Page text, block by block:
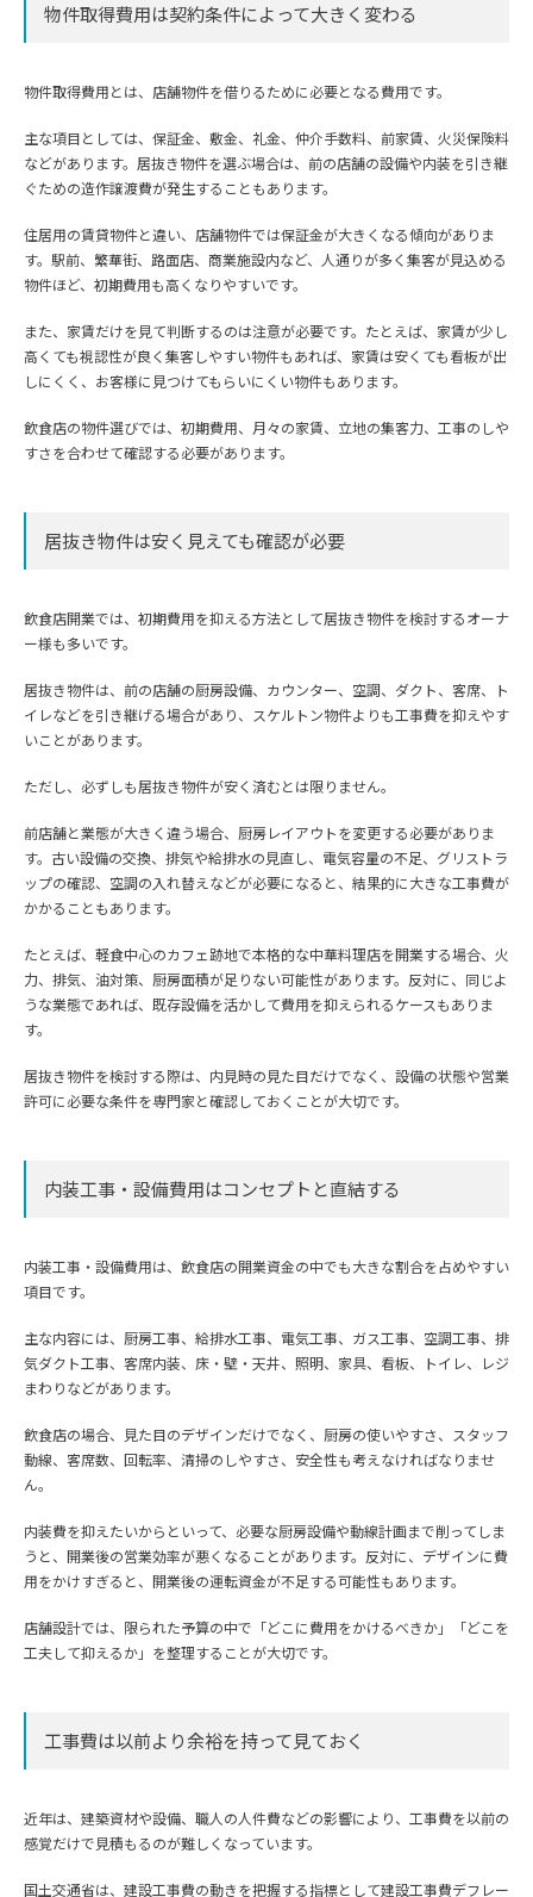
物件取得費用は契約条件によって大きく変わる
物件取得費用とは、店舗物件を借りるために必要となる費用です。
主な項目としては、保証金、敷金、礼金、仲介手数料、前家賃、火災保険料
などがあります。居抜き物件を選ぶ場合は、前の店舗の設備や内装を引き継
ぐための造作譲渡費が発生することもあります。
住居用の賃貸物件と違い、店舗物件では保証金が大きくなる傾向がありま
す。駅前、繁華街、路面店、商業施設内など、人通りが多く集客が見込める
物件ほど、初期費用も高くなりやすいです。
また、家賃だけを見て判断するのは注意が必要です。たとえば、家賃が少し
高くても視認性が良く集客しやすい物件もあれば、家賃は安くても看板が出
しにくく、お客様に見つけてもらいにくい物件もあります。
飲食店の物件選びでは、初期費用、月々の家賃、立地の集客力、工事のしや
すさを合わせて確認する必要があります。
居抜き物件は安く見えても確認が必要
飲食店開業では、初期費用を抑える方法として居抜き物件を検討するオーナ
ー様も多いです。
居抜き物件は、前の店舗の厨房設備、カウンター、空調、ダクト、客席、ト
イレなどを引き継げる場合があり、スケルトン物件よりも工事費を抑えやす
いことがあります。
ただし、必ずしも居抜き物件が安く済むとは限りません。
前店舗と業態が大きく違う場合、厨房レイアウトを変更する必要がありま
す。古い設備の交換、排気や給排水の見直し、電気容量の不足、グリストラ
ップの確認、空調の入れ替えなどが必要になると、結果的に大きな工事費が
かかることもあります。
たとえば、軽食中心のカフェ跡地で本格的な中華料理店を開業する場合、火
力、排気、油対策、厨房面積が足りない可能性があります。反対に、同じよ
うな業態であれば、既存設備を活かして費用を抑えられるケースもありま
す。
居抜き物件を検討する際は、内見時の見た目だけでなく、設備の状態や営業
許可に必要な条件を専門家と確認しておくことが大切です。
内装工事・設備費用はコンセプトと直結する
内装工事・設備費用は、飲食店の開業資金の中でも大きな割合を占めやすい
項目です。
主な内容には、厨房工事、給排水工事、電気工事、ガス工事、空調工事、排
気ダクト工事、客席内装、床・壁・天井、照明、家具、看板、トイレ、レジ
まわりなどがあります。
飲食店の場合、見た目のデザインだけでなく、厨房の使いやすさ、スタッフ
動線、客席数、回転率、清掃のしやすさ、安全性も考えなければなりませ
ん。
内装費を抑えたいからといって、必要な厨房設備や動線計画まで削ってしま
うと、開業後の営業効率が悪くなることがあります。反対に、デザインに費
用をかけすぎると、開業後の運転資金が不足する可能性もあります。
店舗設計では、限られた予算の中で「どこに費用をかけるべきか」「どこを
工夫して抑えるか」を整理することが大切です。
工事費は以前より余裕を持って見ておく
近年は、建築資材や設備、職人の人件費などの影響により、工事費を以前の
感覚だけで見積もるのが難しくなっています。
国土交通省は、建設工事費の動きを把握する指標として建設工事費デフレー